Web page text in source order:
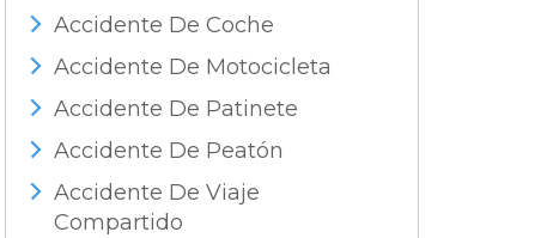
Accidente De Coche
Accidente De Motocicleta
Accidente De Patinete
Accidente De Peatón
Accidente De Viaje
Compartido